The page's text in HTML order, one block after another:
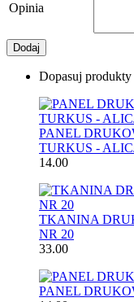
Opinia
Dodaj
Dopasuj produkty
PANEL
TURKUS -
14.00
TKANINA
NR 20
33.00
PANEL